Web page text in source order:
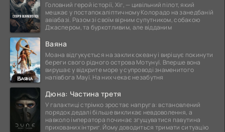
Головний герой історії, Хіг, — цивільний пілот, який
мешкає у постапокаліптичному Колорадо на занедбаній
авіабазі. Разом зі своїм вірним супутником, собакою
Джаспером, та буркотливим, але відданим
Ваяна
Моана відгукується на заклик океану і вирішує покинути
береги свого рідного острова Мотунуї. Вперше вона
вирушає у відкрите море у супроводі знаменитого
напівбога Мауї. На них чекає незабутня
Дюна: Частина третя
У галактиці стрімко зростає напруга: встановлений
порядок дедалі більше викликає невдоволення, а
навколо імператора починає згущуватися павутина
прихованих інтриг. Йому доводиться тримати ситуацію